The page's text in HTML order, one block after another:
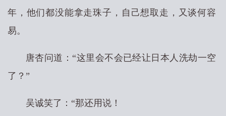
年，他们都没能拿走珠子，自己想取走，又谈何容
易。
唐杏问道：“这里会不会已经让日本人洗劫一空
了？”
吴诚笑了：“那还用说！